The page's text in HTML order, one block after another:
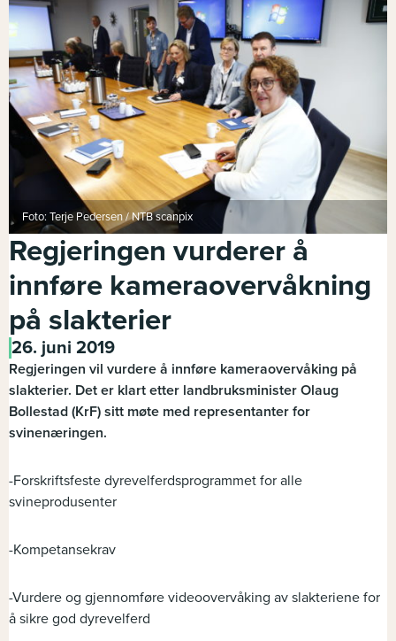
Foto: Terje Pedersen / NTB scanpix
Regjeringen vurderer å
innføre kameraovervåkning
på slakterier
26. juni 2019
Regjeringen vil vurdere å innføre kameraovervåking på
slakterier. Det er klart etter landbruksminister Olaug
Bollestad (KrF) sitt møte med representanter for
svinenæringen.
-Forskriftsfeste dyrevelferdsprogrammet for alle
svineprodusenter
-Kompetansekrav
-Vurdere og gjennomføre videoovervåking av slakteriene for
å sikre god dyrevelferd